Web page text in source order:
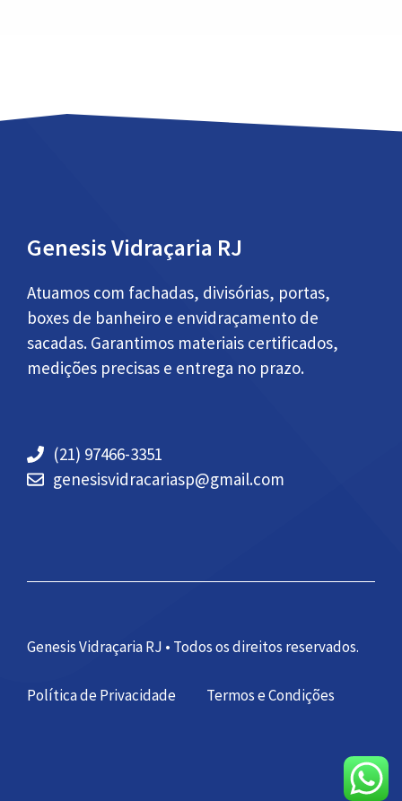
Genesis Vidraçaria RJ
Atuamos com fachadas, divisórias, portas,
boxes de banheiro e envidraçamento de
sacadas. Garantimos materiais certificados,
medições precisas e entrega no prazo.
(21) 97466-3351
genesisvidracariasp@gmail.com
Genesis Vidraçaria RJ • Todos os direitos reservados.
Política de Privacidade Termos e Condições